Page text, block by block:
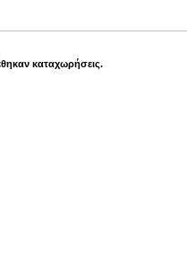
καταχωρήσεις.